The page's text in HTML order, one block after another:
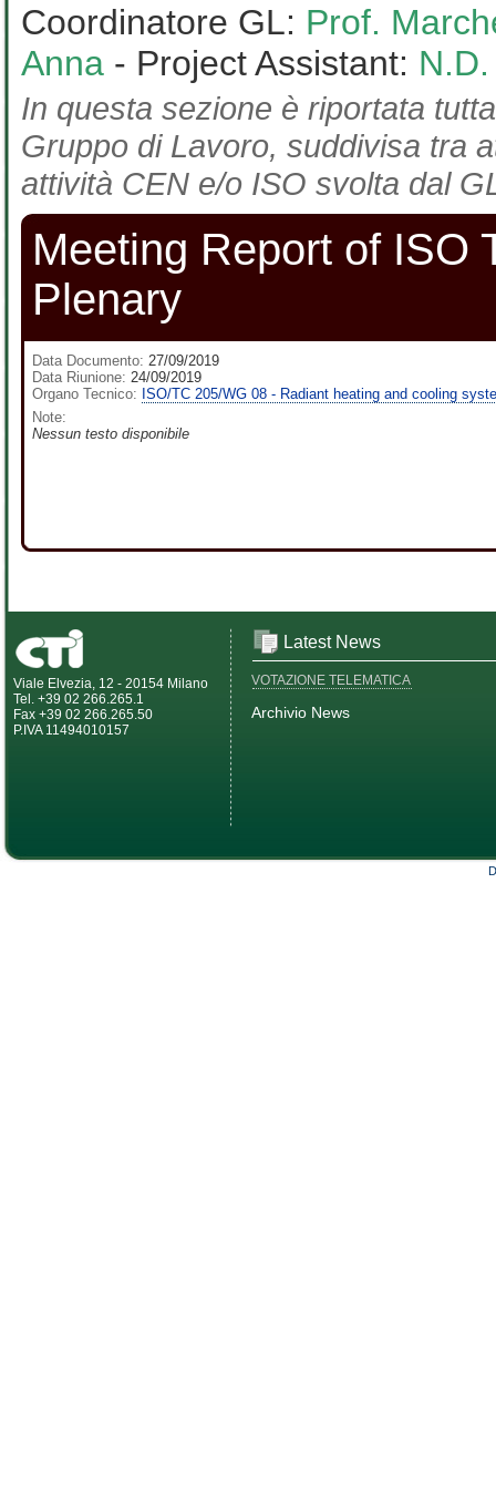
Coordinatore GL: Prof.
Anna - Project Assistant: N.D.
In questa sezione è riportata
Gruppo di Lavoro, suddivisa tra
attività CEN e/o ISO svolta dal
Meeting Report of ISO
Plenary
Data Documento: 27/09/2019
Data Riunione: 24/09/2019
Organo Tecnico: ISO/TC 205/WG 08 - Radiant heating and cooling
Note:
Nessun testo disponibile
Viale Elvezia, 12 - 20154 Milano
Tel. +39 02 266.265.1
Fax +39 02 266.265.50
P.IVA 11494010157
Latest News
VOTAZIONE TELEMATICA
Archivio News